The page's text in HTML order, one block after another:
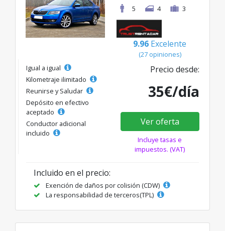
5
4 3
9.96 Excelente
(27 opiniones)
Igual a igual
Kilometraje ilimitado
Reunirse y Saludar
Depósito en efectivo
aceptado
Conductor adicional
incluido
Precio desde:
35€/día
Ver oferta
Incluye tasas e
impuestos. (VAT)
Incluido en el precio:
Exención de daños por colisión (CDW)
La responsabilidad de terceros(TPL)